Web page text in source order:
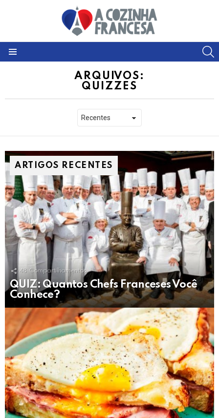
ARQUIVOS:
QUIZZES
ARTIGOS RECENTES
48 Compartilhamentos
QUIZ: Quantos Chefs Franceses Você
Conhece?